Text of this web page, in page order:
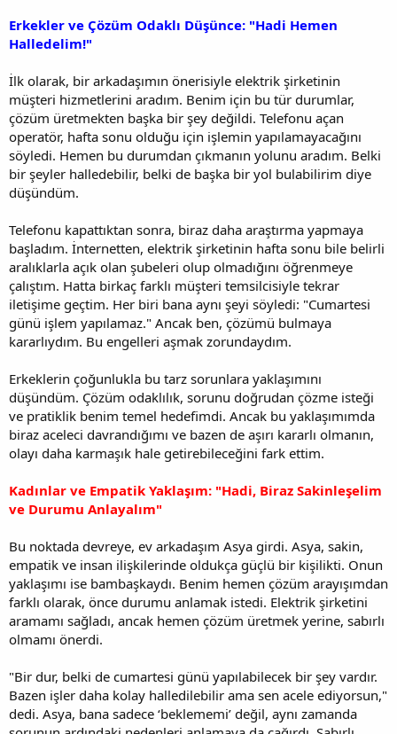
Erkekler ve Çözüm Odaklı Düşünce: "Hadi Hemen
Halledelim!"
İlk olarak, bir arkadaşımın önerisiyle elektrik şirketinin
müşteri hizmetlerini aradım. Benim için bu tür durumlar,
çözüm üretmekten başka bir şey değildi. Telefonu açan
operatör, hafta sonu olduğu için işlemin yapılamayacağını
söyledi. Hemen bu durumdan çıkmanın yolunu aradım. Belki
bir şeyler halledebilir, belki de başka bir yol bulabilirim diye
düşündüm.
Telefonu kapattıktan sonra, biraz daha araştırma yapmaya
başladım. İnternetten, elektrik şirketinin hafta sonu bile belirli
aralıklarla açık olan şubeleri olup olmadığını öğrenmeye
çalıştım. Hatta birkaç farklı müşteri temsilcisiyle tekrar
iletişime geçtim. Her biri bana aynı şeyi söyledi: "Cumartesi
günü işlem yapılamaz." Ancak ben, çözümü bulmaya
kararlıydım. Bu engelleri aşmak zorundaydım.
Erkeklerin çoğunlukla bu tarz sorunlara yaklaşımını
düşündüm. Çözüm odaklılık, sorunu doğrudan çözme isteği
ve pratiklik benim temel hedefimdi. Ancak bu yaklaşımımda
biraz aceleci davrandığımı ve bazen de aşırı kararlı olmanın,
olayı daha karmaşık hale getirebileceğini fark ettim.
Kadınlar ve Empatik Yaklaşım: "Hadi, Biraz Sakinleşelim
ve Durumu Anlayalım"
Bu noktada devreye, ev arkadaşım Asya girdi. Asya, sakin,
empatik ve insan ilişkilerinde oldukça güçlü bir kişilikti. Onun
yaklaşımı ise bambaşkaydı. Benim hemen çözüm arayışımdan
farklı olarak, önce durumu anlamak istedi. Elektrik şirketini
aramamı sağladı, ancak hemen çözüm üretmek yerine, sabırlı
olmamı önerdi.
"Bir dur, belki de cumartesi günü yapılabilecek bir şey vardır.
Bazen işler daha kolay halledilebilir ama sen acele ediyorsun,"
dedi. Asya, bana sadece ‘beklememi’ değil, aynı zamanda